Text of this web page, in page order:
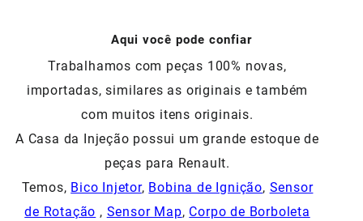
Aqui você pode confiar
Trabalhamos com peças 100% novas,
importadas, similares as originais e também
com muitos itens originais.
A Casa da Injeção possui um grande estoque de
peças para Renault.
Temos, Bico Injetor, Bobina de Ignição, Sensor
de Rotação , Sensor Map, Corpo de Borboleta